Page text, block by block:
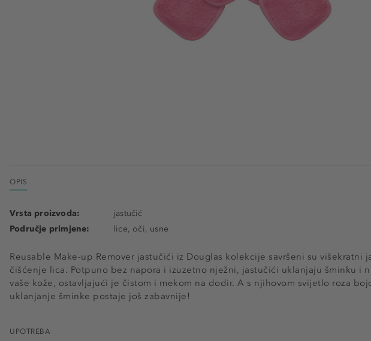
OPIS
Reusable Make-up Remover jastučići iz Douglas kolekcije savršeni su višekratni
čišćenje lica. Potpuno bez napora i izuzetno nježni, jastučići uklanjaju šminku i
vaše kože, ostavljajući je čistom i mekom na dodir. A s njihovom svijetlo roza
uklanjanje šminke postaje još zabavnije!
Vrsta proizvoda:
jastučić
Područje primjene:
lice, oči, usne
UPOTREBA